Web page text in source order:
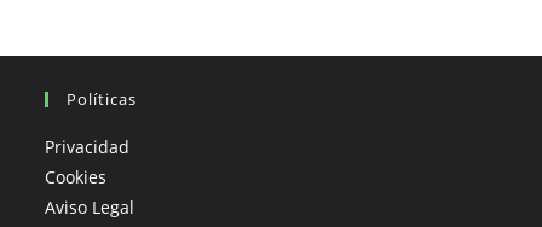
Políticas
Privacidad
Cookies
Aviso Legal